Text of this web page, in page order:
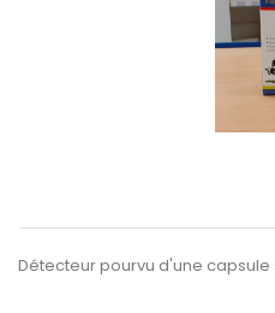
Détecteur pourvu d'une capsule